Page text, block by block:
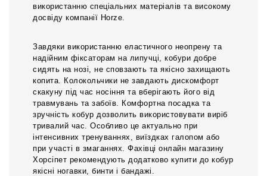
використанню спеціальних матеріалів та високому
досвіду компанії Horze.
Завдяки використанню еластичного неопрену та
надійним фіксаторам на липучці, кобури добре
сидять на нозі, не сповзають та якісно захищають
копита. Колокольчики не завдають дискомфорт
скакуну під час носіння та вберігають його від
травмувань та забоїв. Комфортна посадка та
зручність кобур дозволить використовувати виріб
тривалий час. Особливо це актуально при
інтенсивних тренуваннях, виїздках галопом або
при участі в змаганнях. Фахівці онлайн магазину
Хорсіпет рекомендують додатково купити до кобур
якісні ногавки, бинти і бандажі.